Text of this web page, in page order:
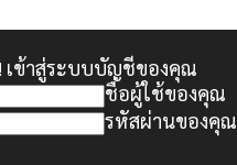
เข้าสู่ระบบบัญชีของคุณ
ชื่อผู้ใช้ของคุณ
รหัสผ่านของคุณ